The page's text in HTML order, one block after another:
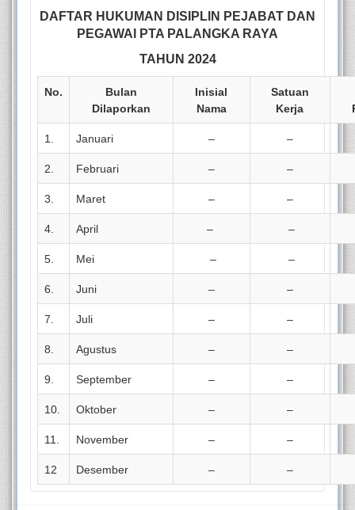
DAFTAR HUKUMAN DISIPLIN PEJABAT DAN
PEGAWAI PTA PALANGKA RAYA
TAHUN 2024
No.
Bulan
Dilaporkan
Inisial
Nama
Satuan
Kerja
1. Januari – –
2. Februari – –
3. Maret – –
4. April – –
5. Mei – –
6. Juni – –
7. Juli – –
8. Agustus – –
9. September – –
10. Oktober – –
11. November – –
12 Desember – –